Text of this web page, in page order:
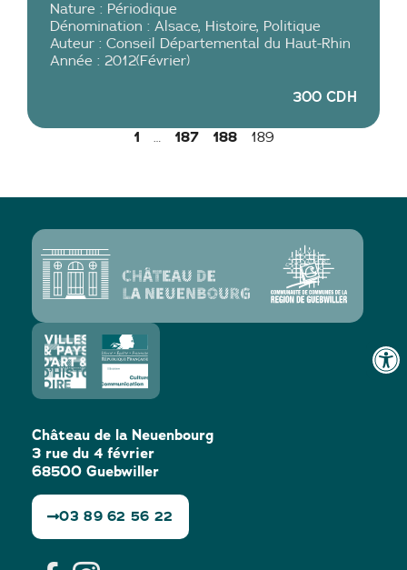
Nature : Périodique
Dénomination : Alsace, Histoire, Politique
Auteur : Conseil Départemental du Haut-Rhin
Année : 2012(Février)
300 CDH
1 187 188 189
Château de la Neuenbourg
3 rue du 4 février
68500 Guebwiller
03 89 62 56 22